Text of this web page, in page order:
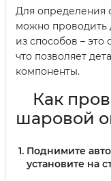
Для определения
можно проводить
из способов –
что позволяет
компоненты.
Как
шаровой
Поднимите
установите на